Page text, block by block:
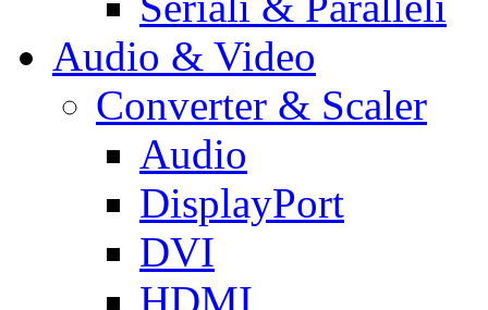
Audio & Video
Converter & Scaler
Audio
DisplayPort
DVI